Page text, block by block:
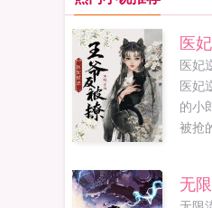
医
医妃
医妃
的小
被抢
不愿
无